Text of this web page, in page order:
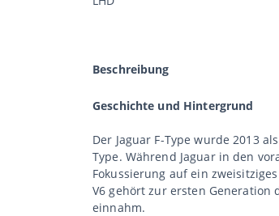
Beschreibung
Geschichte und Hintergrund
Der Jaguar F-Type wurde 2013
Type. Während Jaguar in den
Fokussierung auf ein
V6 gehört zur ersten
einnahm.